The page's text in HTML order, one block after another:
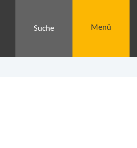
Suche Menü